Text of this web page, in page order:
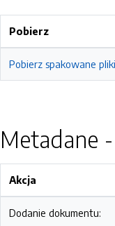
Pobierz
Pobierz spakowane pliki
Metadane
Akcja
Dodanie dokumentu: